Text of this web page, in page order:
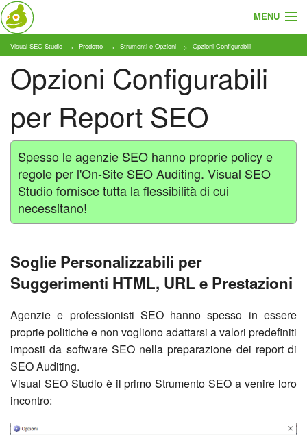
MENU
Cosa e Chi
Prodotto
Tariffe
Tutorial
Blog
Download
Visual SEO Studio Prodotto Strumenti e Opzioni Opzioni Configurabili
Opzioni Configurabili
per Report SEO
Spesso le agenzie SEO hanno proprie policy e
regole per l'On-Site SEO Auditing. Visual SEO
Studio fornisce tutta la flessibilità di cui
necessitano!
Soglie Personalizzabili per
Suggerimenti HTML, URL e Prestazioni
Agenzie e professionisti SEO hanno spesso in essere
proprie politiche e non vogliono adattarsi a valori predefiniti
imposti da software SEO nella preparazione dei report di
SEO Auditing.
Visual SEO Studio è il primo Strumento SEO a venire loro
incontro: